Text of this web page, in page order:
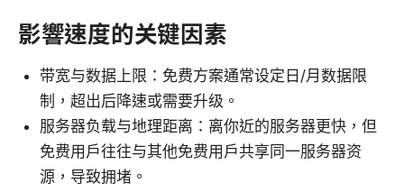
影響速度的关键因素
带宽与数据上限：免费方案通常设定日/月数据限
制，超出后降速或需要升级。
服务器负载与地理距离：离你近的服务器更快，但
免费用户往往与其他免费用户共享同一服务器资
源，导致拥堵。